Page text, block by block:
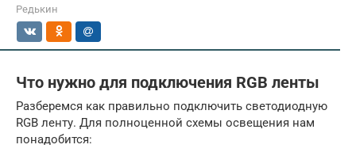
Редькин
Что нужно для подключения RGB ленты
Разберемся как правильно подключить светодиодную
RGB ленту. Для полноценной схемы освещения нам
понадобится: